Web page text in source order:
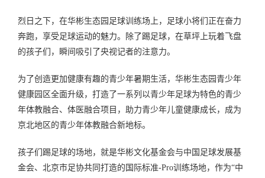
烈日之下，在华彬生态园足球训练场上，足球小将们正在奋力
奔跑，享受足球运动的魅力。除了踢足球，在草坪上玩着飞盘
的孩子们，瞬间吸引了央视记者的注意力。
为了创造更加健康有趣的青少年暑期生活，华彬生态园青少年
健康园区全面升级，打造了一系列以青少年足球为特色的青少
年体教融合、体医融合项目，助力青少年儿童健康成长，成为
京北地区的青少年体教融合新地标。
孩子们踢足球的场地，就是华彬文化基金会与中国足球发展基
金会、北京市足协共同打造的国际标准-Pro训练场地，作为“中